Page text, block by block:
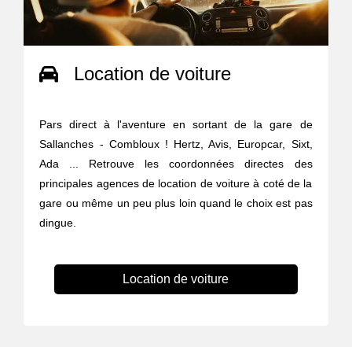
Location de voiture
Pars direct à l'aventure en sortant de la gare de
Sallanches - Combloux ! Hertz, Avis, Europcar, Sixt,
Ada ... Retrouve les coordonnées directes des
principales agences de location de voiture à coté de la
gare ou même un peu plus loin quand le choix est pas
dingue.
Location de voiture